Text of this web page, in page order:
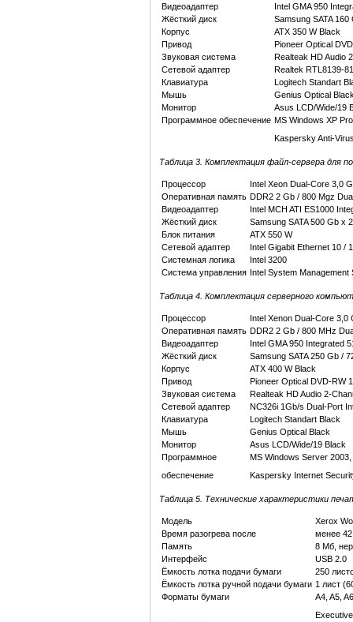
Видеоадаптер
Intel GMA 950
Жёсткий диск
Samsung SATA 160
Корпус
ATX 350 W Black
Привод
Pioneer Optical
Звуковая система
Realteak HD Audio
Сетевой адаптер
Realtek RTL8139-
Клавиатура
Logitech Standart
Мышь
Genius Optical
Монитор
Asus LCD/Wide/19
Программное обеспечение MS Windows XP
Kaspersky Anti-
Таблица 3. Комплектация файл-сервера для
Процессор
Intel Xeon Dual-Core 3,0
Оперативная память DDR2 2 Gb / 800 Mgz
Видеоадаптер
Intel MCH ATI ES1000
Жёсткий диск
Samsung SATA 500 Gb x 2
Блок питания
ATX 550 W
Сетевой адаптер
Intel Gigabit Ethernet 10 /
Системная логика
Intel 3200
Система управления Intel System Management
Таблица 4. Комплектация серверного
Процессор
Intel Xenon Dual-Core 3,0
Оперативная память DDR2 2 Gb / 800 MHz
Видеоадаптер
Intel GMA 950 Integrated
Жёсткий диск
Samsung SATA 250 Gb /
Корпус
ATX 400 W Black
Привод
Pioneer Optical DVD-RW
Звуковая система
Realteak HD Audio 2-
Сетевой адаптер
NC326i 1Gb/s Dual-Port
Клавиатура
Logitech Standart Black
Мышь
Genius Optical Black
Монитор
Asus LCD/Wide/19 Black
Программное
обеспечение
MS Windows Server
Kaspersky Internet
Таблица 5. Технические характеристики
Модель
Xerox
Время разогрева после
менее 42
Память
8 Мб,
Интерфейс
USB 2.0
Ёмкость лотка подачи бумаги
250
Ёмкость лотка ручной подачи бумаги 1 лист
Форматы бумаги
A4, A5,